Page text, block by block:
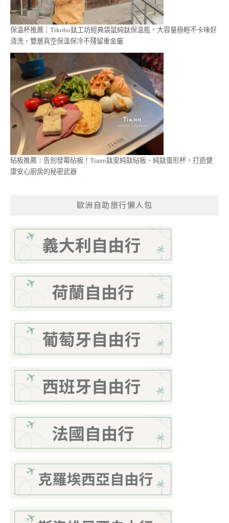
保溫杯推薦｜Tikobo鈦工坊經典袋鼠純鈦保溫瓶，大容量極輕不卡味好
清洗，雙層真空保溫保冷不殘留重金屬
砧板推薦｜告別發霉砧板！Tiann鈦安純鈦砧板、純鈦蛋形杯，打造健
康安心廚房的秘密武器
歐洲自助旅行懶人包